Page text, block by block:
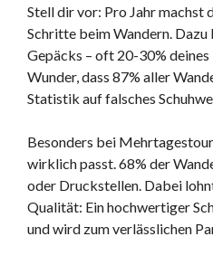
Stell dir vor: Pro Jahr machst
Schritte beim Wandern.
Gepäcks – oft 20-30%
Wunder, dass 87% aller
Statistik auf falsches
Besonders bei
wirklich passt. 68% der
oder Druckstellen. Dabei
Qualität: Ein hochwertiger
und wird zum verlässlichen